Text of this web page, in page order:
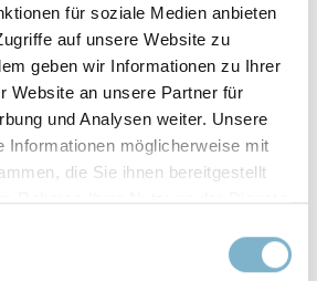
für soziale Medien anbieten
auf unsere Website zu
geben wir Informationen zu Ihrer
Website an unsere Partner für
und Analysen weiter. Unsere
Informationen möglicherweise mit
die Sie ihnen bereitgestellt
Rahmen Ihrer Nutzung der Dienste